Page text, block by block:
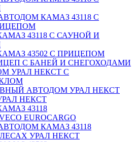
КАМАЗ 43118 С
43118 С САУНОЙ И
43502 С ПРИЦЕПОМ
С БАНЕЙ И СНЕГОХОДАМИ
УРАЛ НЕКСТ С
АВТОДОМ УРАЛ НЕКСТ
НЕКСТ
43118
EUROCARGO
КАМАЗ 43118
УРАЛ НЕКСТ